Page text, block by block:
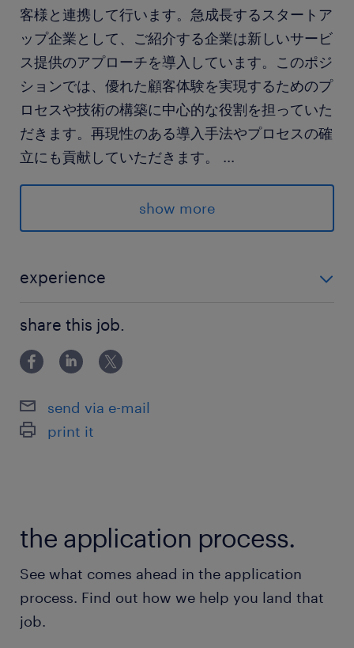
客様と連携して行います。急成長するスタートア
ップ企業として、ご紹介する企業は新しいサービ
ス提供のアプローチを導入しています。このポジ
ションでは、優れた顧客体験を実現するためのプ
ロセスや技術の構築に中心的な役割を担っていた
だきます。再現性のある導入手法やプロセスの確
立にも貢献していただきます。 ...
■求めるスキル・経験（必須）
年以上の実務経験
優れたプレゼンテーション・文書作成・コミュニ
ケーション能力
・SaaSや従来型ソフトウェアのAPI（REST,
SOAP, Webhook等）を活用した開発・連携経験
Nomad, Consul, Vault等）の知識
・Python, JavaScript, Go, Ruby, Perl等による
高度なスクリプト作成や開発経験、およびLinux
の基礎知識
show more
experience
ョナルサービス領域で5年以上の実務経験 ・日本語およ
び英語（ビジネスレベル以上）での優れたプレゼンテ
ーション・文書作成・コミュニケーション能力
share this job.
send via e-mail
print it
the application process.
See what comes ahead in the application
process. Find out how we help you land that
job.